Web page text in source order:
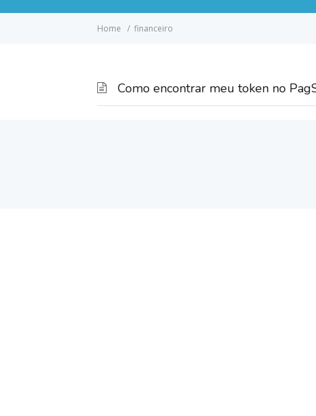
Home financeiro
Como encontrar meu token no